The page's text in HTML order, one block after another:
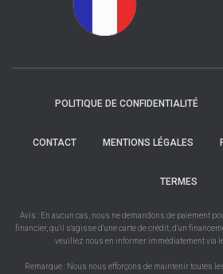
POLITIQUE DE CONFIDENTIALITÉ
CONTACT MENTIONS LÉGALES
TERMES
Avis : En aucun cas, nous ne demandons de paiement
financier, qu'il s'agisse d'une carte de crédit, d'un
veuillez nous en informer immédiatement via
Remarque : Nous nous efforçons de maintenir toutes